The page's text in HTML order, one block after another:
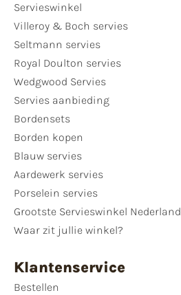
Servieswinkel
Villeroy & Boch servies
Seltmann servies
Royal Doulton servies
Wedgwood Servies
Servies aanbieding
Bordensets
Borden kopen
Blauw servies
Aardewerk servies
Porselein servies
Grootste Servieswinkel Nederland
Waar zit jullie winkel?
Klantenservice
Bestellen